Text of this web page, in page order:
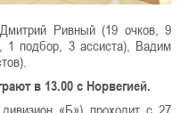
Ривный (19 очков, 9
1 подбор, 3 ассиста), Вадим
в 13.00 с Норвегией.
«Б») проходит с 27